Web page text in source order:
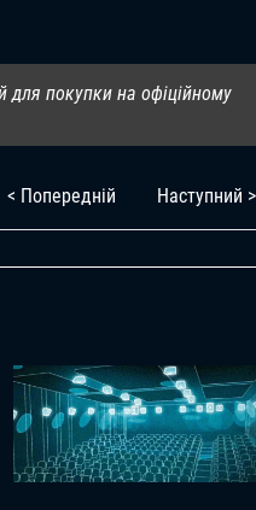
для покупки на офіційному
< Попередній Наступний >